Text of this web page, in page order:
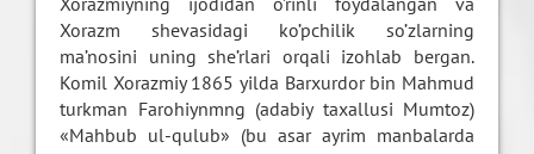
Xorazm shevasidagi ko’pchilik so’zlarning
ma’nosini uning she’rlari orqali izohlab bergan.
Komil Xorazmiy 1865 yilda Barxurdor bin Mahmud
turkman Farohiynmng (adabiy taxallusi Mumtoz)
«Mahbub ul-qulub» (bu asar ayrim manbalarda